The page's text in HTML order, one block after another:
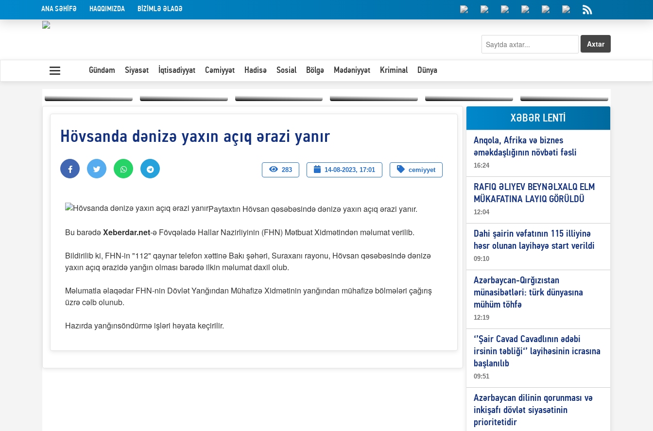
ANA SƏHİFƏ HAQQIMIZDA BİZİMLƏ ƏLAQƏ
Axtar
Gündəm Siyasət İqtisadiyyat Cəmiyyət Hadisə Sosial Bölgə Mədəniyyət Kriminal Dünya
Yaxın Şərqdəki
müharibənin qısa Olduğu kimi görünən
Paytaxta giriş vizası —
"Xoş gəldin, cibində
“Qeyri-səlis məntiq və
dil-nitq” elmimizə
Elşad Abdullayevin
erməniləri
maliyyələşdirən oğlu
niyə Azərbaycana
ekstradisiya olunmur?
Hövsanda dənizə yaxın açıq ərazi yanır
283 14-08-2023, 17:01 cemiyyet
Paytaxtın Hövsan qəsəbəsində dənizə yaxın açıq ərazi yanır.
Bu barədəXeberdar.net-ə Fövqəladə Hallar Nazirliyinin (FHN) Mətbuat Xidmətindən məlumat verilib.
Bildirilib ki, FHN-in "112" qaynar telefon xəttinə Bakı şəhəri, Suraxanı rayonu, Hövsan qəsəbəsində dənizə
yaxın açıq ərazidə yanğın olması barədə ilkin məlumat daxil olub.
Məlumatla əlaqədar FHN-nin Dövlət Yanğından Mühafizə Xidmətinin yanğından mühafizə bölmələri çağırış
üzrə cəlb olunub.
Hazırda yanğınsöndürmə işləri həyata keçirilir.
XƏBƏR LENTİ
Anqola, Afrika və biznes
əməkdaşlığının növbəti fəsli
16:24
RAFIQ ƏLIYEV BEYNƏLXALQ ELM
MÜKAFATINA LAYIQ GÖRÜLDÜ
12:04
Dahi şairin vəfatının 115 illiyinə
həsr olunan layihəyə start verildi
09:10
Azərbaycan-Qırğızıstan
münasibətləri: türk dünyasına
mühüm töhfə
12:19
‘’Şair Cavad Cavadlının ədəbi
irsinin təbliği‘’ layihəsinin icrasına
başlanılıb
09:51
Azərbaycan dilinin qorunması və
inkişafı dövlət siyasətinin
prioritetidir